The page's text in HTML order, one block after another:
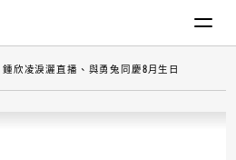
欣凌淚灑直播、與勇兔同慶8月生日